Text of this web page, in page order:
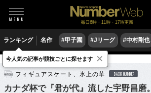
毎日6時・11時・17時更新
ランキング 名作 #甲子園 #Jリーグ #中村剛也
フィギュアスケート
フィギュアスケート、氷上の華 BACK NUMBER
カナダ杯で『君が代』流した宇野昌磨。
今人気の記事が競技ごとに探せます ×